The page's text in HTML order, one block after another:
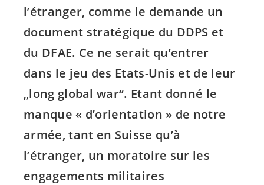
l’étranger, comme le demande un
document stratégique du DDPS et
du DFAE. Ce ne serait qu’entrer
dans le jeu des Etats-Unis et de leur
„long global war“. Etant donné le
manque « d’orientation » de notre
armée, tant en Suisse qu’à
l’étranger, un moratoire sur les
engagements militaires